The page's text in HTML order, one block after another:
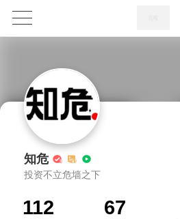
1X
知危
投资不立危墙之下
112 67